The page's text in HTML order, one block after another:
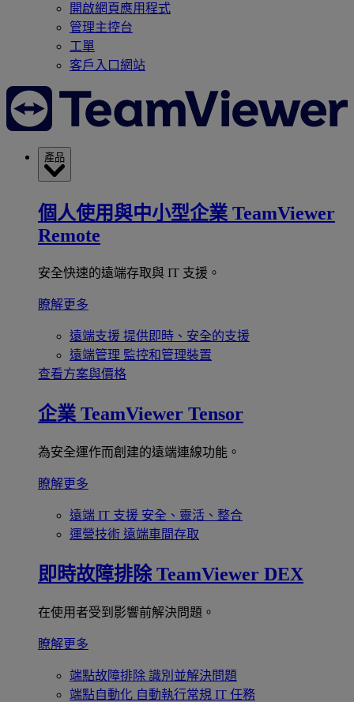
開啟網頁應用程式
管理主控台
工單
客戶入口網站
產品
個人使用與中小型企業 TeamViewer
Remote
安全快速的遠端存取與 IT 支援。
瞭解更多
遠端支援 提供即時、安全的支援
遠端管理 監控和管理裝置
查看方案與價格
企業 TeamViewer Tensor
為安全運作而創建的遠端連線功能。
瞭解更多
遠端 IT 支援 安全、靈活、整合
運營技術 遠端車間存取
即時故障排除 TeamViewer DEX
在使用者受到影響前解決問題。
瞭解更多
端點故障排除 識別並解決問題
端點自動化 自動執行常規 IT 任務